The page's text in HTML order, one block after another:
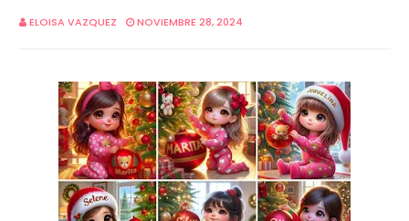
ELOISA VAZQUEZ NOVIEMBRE 28, 2024